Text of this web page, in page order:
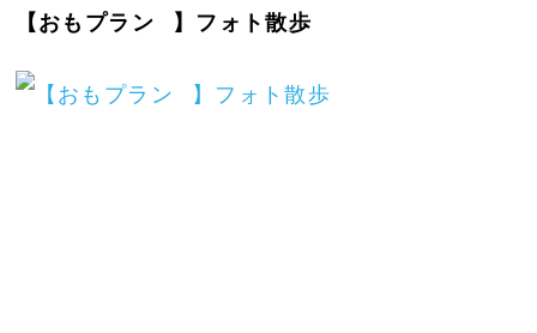
【おもプラン⠀】フォト散歩